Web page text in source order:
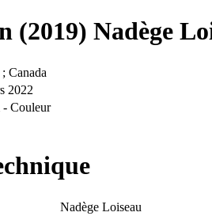
(2019) Nadège
Canada
2022
- Couleur
Nadège Loiseau